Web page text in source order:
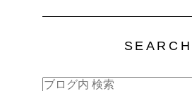
SEARCH